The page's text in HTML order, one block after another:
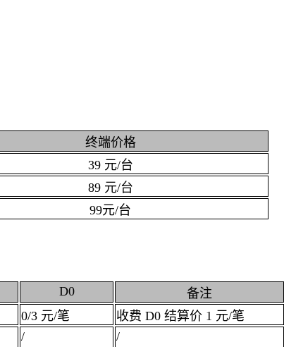
终端价格
39 元/台
89 元/台
99元/台
D0
备注
0/3 元/笔
收费 D0 结算价 1 元/笔
/
/